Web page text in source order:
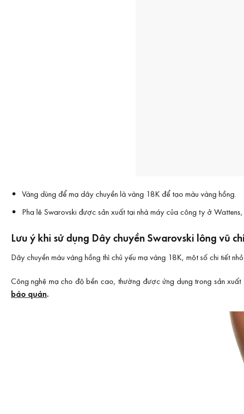
Vàng dùng để mạ dây chuyền là vàng 18K để tạo màu vàng hồng.
Pha lê Swarovski được sản xuất tại nhà máy của công ty ở
Lưu ý khi sử dụng Dây chuyền Swarovski lông vũ
Dây chuyền màu vàng hồng thì chủ yếu mạ vàng 18K, một số chi tiết
Công nghệ mạ cho độ bền cao, thường được ứng dụng trong sản
bảo quản.